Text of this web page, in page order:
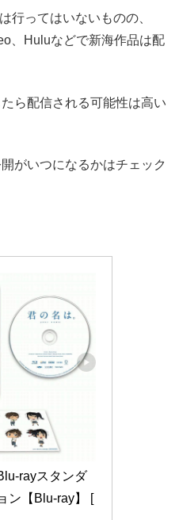
行ってはいないものの、
、Huluなどで新海作品は配
ら配信される可能性は高い
がいつになるかはチェック
rayスタンダ
ン【Blu-ray】 [